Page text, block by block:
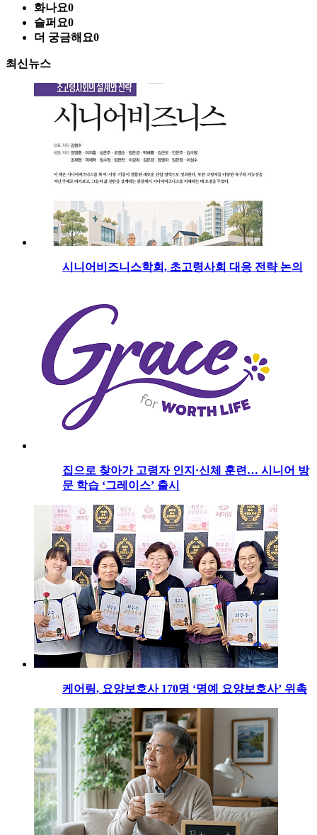
화나요0
슬퍼요0
더 궁금해요0
최신뉴스
시니어비즈니스학회, 초고령사회 대응 전략 논의
집으로 찾아가 고령자 인지·신체 훈련… 시니어 방
문 학습 ‘그레이스’ 출시
케어링, 요양보호사 170명 ‘명예 요양보호사’ 위촉